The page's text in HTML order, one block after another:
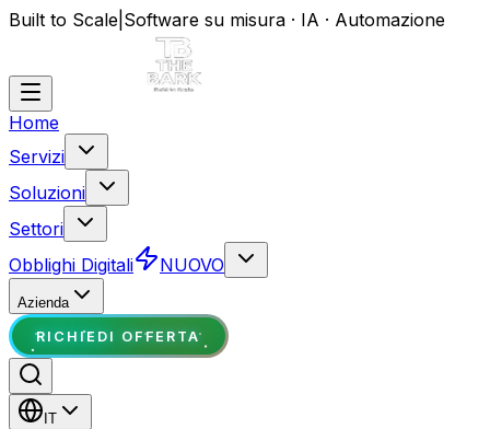
Built to Scale Software su misura · IA · Automazione
Home
Servizi
Soluzioni
Settori
Obblighi Digitali
NUOVO
Azienda
RICHIEDI OFFERTA
IT